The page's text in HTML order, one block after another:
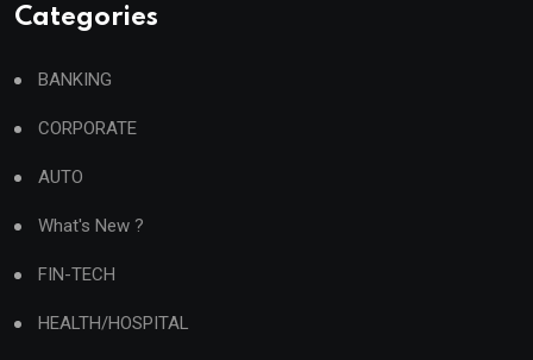
Categories
BANKING
CORPORATE
AUTO
What's New ?
FIN-TECH
HEALTH/HOSPITAL